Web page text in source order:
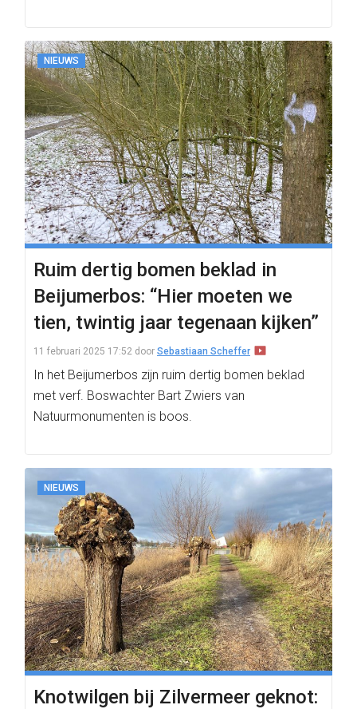
NIEUWS
Ruim dertig bomen beklad in
Beijumerbos: “Hier moeten we
tien, twintig jaar tegenaan kijken”
11 februari 2025 17:52 door Sebastiaan Scheffer
In het Beijumerbos zijn ruim dertig bomen beklad
met verf. Boswachter Bart Zwiers van
Natuurmonumenten is boos.
NIEUWS
Knotwilgen bij Zilvermeer geknot: